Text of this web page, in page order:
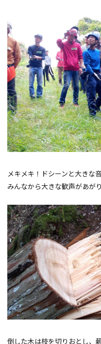
メキメキ！ドシーンと大きな
みんなから大きな歓声があがり
倒した木は枝を切りおとし、